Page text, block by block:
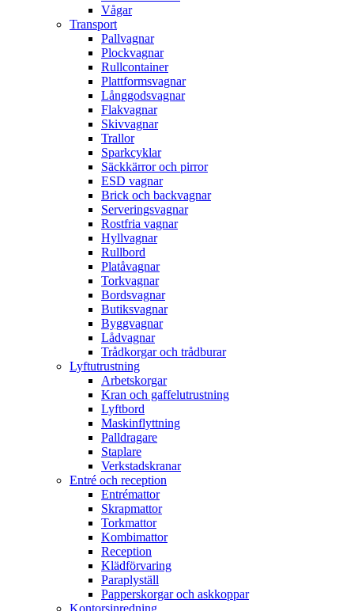
Vågar
Transport
Pallvagnar
Plockvagnar
Rullcontainer
Plattformsvagnar
Långgodsvagnar
Flakvagnar
Skivvagnar
Trallor
Sparkcyklar
Säckkärror och pirror
ESD vagnar
Brick och backvagnar
Serveringsvagnar
Rostfria vagnar
Hyllvagnar
Rullbord
Platåvagnar
Torkvagnar
Bordsvagnar
Butiksvagnar
Byggvagnar
Lådvagnar
Trådkorgar och trådburar
Lyftutrustning
Arbetskorgar
Kran och gaffelutrustning
Lyftbord
Maskinflyttning
Palldragare
Staplare
Verkstadskranar
Entré och reception
Entrémattor
Skrapmattor
Torkmattor
Kombimattor
Reception
Klädförvaring
Paraplyställ
Papperskorgar och askkoppar
Kontorsinredning